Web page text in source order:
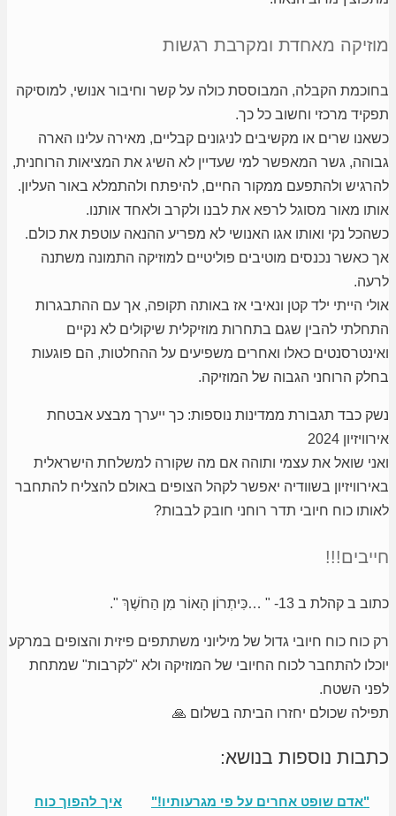
מוזיקה מאחדת ומקרבת רגשות
בחוכמת הקבלה, המבוססת כולה על קשר וחיבור אנושי, למוסיקה
תפקיד מרכזי וחשוב כל כך.
כשאנו שרים או מקשיבים לניגונים קבליים, מאירה עלינו הארה
גבוהה, גשר המאפשר למי שעדיין לא השיג את המציאות הרוחנית,
להרגיש ולהתפעם ממקור החיים, להיפתח ולהתמלא באור העליון.
אותו מאור מסוגל לרפא את לבנו ולקרב ולאחד אותנו.
כשהכל נקי ואותו אגו האנושי לא מפריע ההנאה עוטפת את כולם.
אך כאשר נכנסים מוטיבים פוליטיים למוזיקה התמונה משתנה
לרעה.
אולי הייתי ילד קטן ונאיבי אז באותה תקופה, אך עם ההתבגרות
התחלתי להבין שגם בתחרות מוזיקלית שיקולים לא נקיים
ואינטרסנטים כאלו ואחרים משפיעים על ההחלטות, הם פוגעות
בחלק הרוחני הגבוה של המוזיקה.
נשק כבד תגבורת ממדינות נוספות: כך ייערך מבצע אבטחת
אירוויזיון 2024
ואני שואל את עצמי ותוהה אם מה שקורה למשלחת הישראלית
באירוויזיון בשוודיה יאפשר לקהל הצופים באולם להצליח להתחבר
לאותו כוח חיובי תדר רוחני חובק לבבות?
חייבים!!!
כתוב ב קהלת ב 13- " …כִּיתְרוֹן הָאוֹר מִן הַחֹשֶׁךְ ".
רק כוח כוח חיובי גדול של מיליוני משתתפים פיזית והצופים במרקע
יוכלו להתחבר לכוח החיובי של המוזיקה ולא "לקרבות" שמתחת
לפני השטח.
תפילה שכולם יחזרו הביתה בשלום 🙏
כתבות נוספות בנושא:
"אדם שופט אחרים על פי מגרעותיו!"
איך להפוך כוח